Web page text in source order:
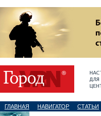
ГЛАВНАЯ НАВИГАТОР СТАТЬИ